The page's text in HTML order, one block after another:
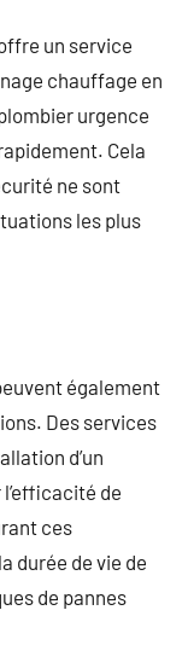
un service
chauffage en
urgence
Cela
ne sont
les plus
également
Des services
d’un
de
ces
durée de vie de
de pannes